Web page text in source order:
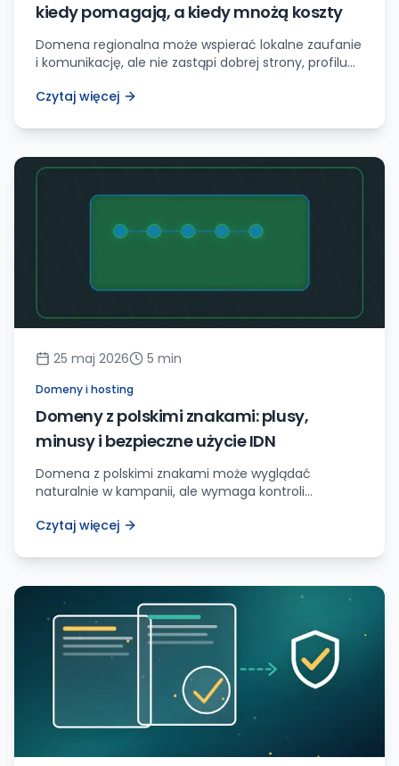
kiedy pomagają, a kiedy mnożą koszty
Domena regionalna może wspierać lokalne zaufanie
i komunikację, ale nie zastąpi dobrej strony, profilu
kontaktowych.
Czytaj więcej
25 maj 2026 5 min
Domeny i hosting
Domeny z polskimi znakami: plusy,
minusy i bezpieczne użycie IDN
Domena z polskimi znakami może wyglądać
naturalnie w kampanii, ale wymaga kontroli
pomyłek użytkowników.
Czytaj więcej